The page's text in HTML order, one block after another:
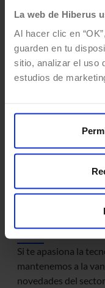
La web de Hiberus
Al hacer clic en
guarden en tu
sitio, analizar el uso
estudios de
headphones
La conciliación es
jornada de acuerdo
intensiva los
Cultura
Si te apasiona la
mantenemos a la
novedades del